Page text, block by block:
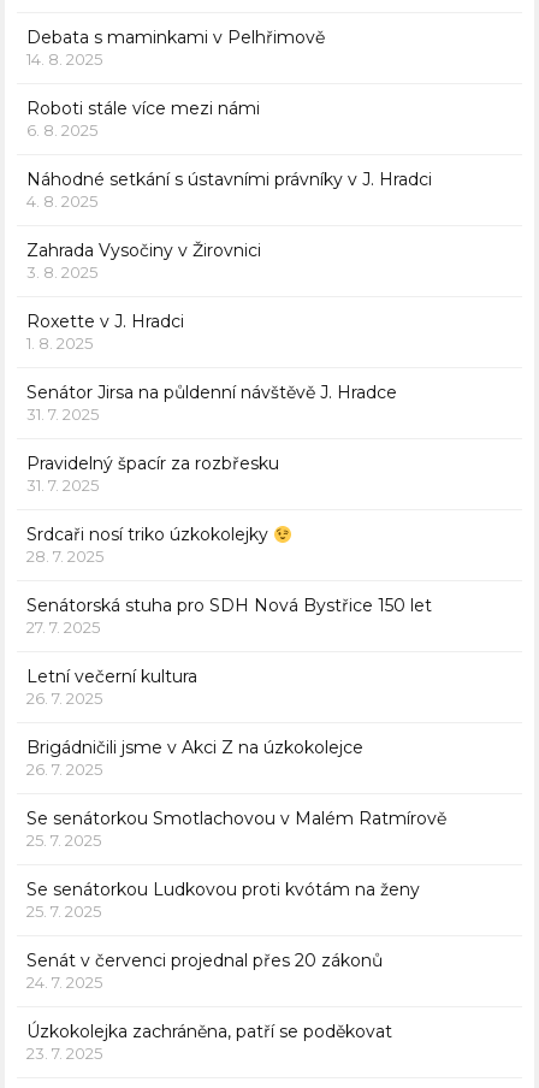
Debata s maminkami v Pelhřimově
14. 8. 2025
Roboti stále více mezi námi
6. 8. 2025
Náhodné setkání s ústavními právníky v J. Hradci
4. 8. 2025
Zahrada Vysočiny v Žirovnici
3. 8. 2025
Roxette v J. Hradci
1. 8. 2025
Senátor Jirsa na půldenní návštěvě J. Hradce
31. 7. 2025
Pravidelný špacír za rozbřesku
31. 7. 2025
Srdcaři nosí triko úzkokolejky
28. 7. 2025
Senátorská stuha pro SDH Nová Bystřice 150 let
27. 7. 2025
Letní večerní kultura
26. 7. 2025
Brigádničili jsme v Akci Z na úzkokolejce
26. 7. 2025
Se senátorkou Smotlachovou v Malém Ratmírově
25. 7. 2025
Se senátorkou Ludkovou proti kvótám na ženy
25. 7. 2025
Senát v červenci projednal přes 20 zákonů
24. 7. 2025
Úzkokolejka zachráněna, patří se poděkovat
23. 7. 2025